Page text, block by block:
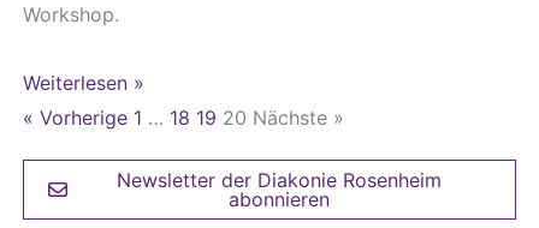
Workshop.
Weiterlesen »
« Vorherige 1 … 18 19 20 Nächste »
Newsletter der Diakonie Rosenheim
abonnieren